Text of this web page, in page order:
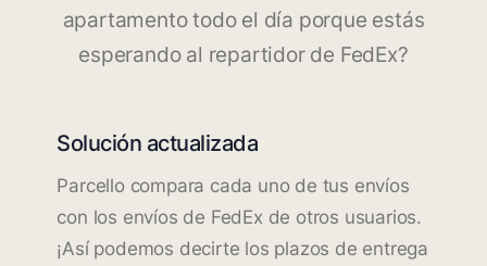
apartamento todo el día porque estás
esperando al repartidor de FedEx?
Solución actualizada
Parcello compara cada uno de tus envíos
con los envíos de FedEx de otros usuarios.
¡Así podemos decirte los plazos de entrega